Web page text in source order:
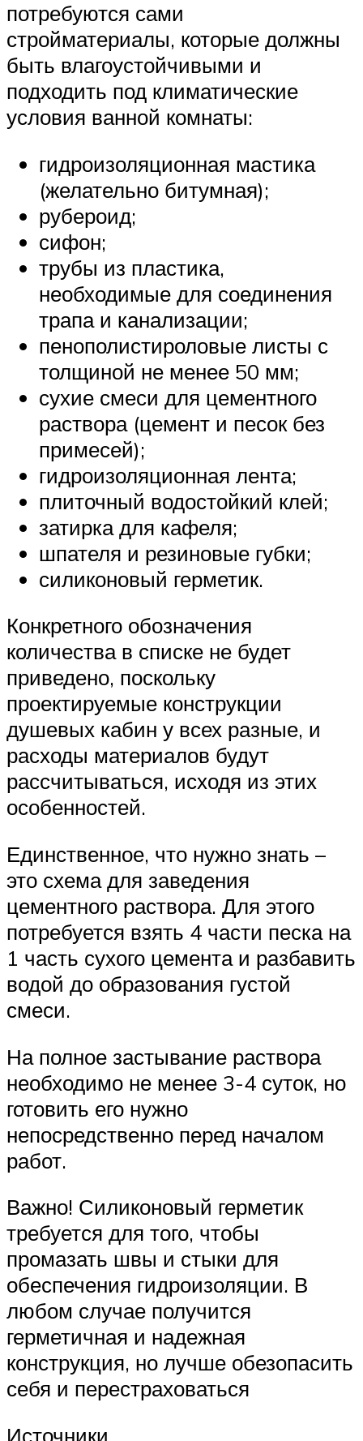
потребуются сами
стройматериалы, которые должны
быть влагоустойчивыми и
подходить под климатические
условия ванной комнаты:
гидроизоляционная мастика
(желательно битумная);
рубероид;
сифон;
трубы из пластика,
необходимые для соединения
трапа и канализации;
пенополистироловые листы с
толщиной не менее 50 мм;
сухие смеси для цементного
раствора (цемент и песок без
примесей);
гидроизоляционная лента;
плиточный водостойкий клей;
затирка для кафеля;
шпателя и резиновые губки;
силиконовый герметик.
Конкретного обозначения
количества в списке не будет
приведено, поскольку
проектируемые конструкции
душевых кабин у всех разные, и
расходы материалов будут
рассчитываться, исходя из этих
особенностей.
Единственное, что нужно знать –
это схема для заведения
цементного раствора. Для этого
потребуется взять 4 части песка на
1 часть сухого цемента и разбавить
водой до образования густой
смеси.
На полное застывание раствора
необходимо не менее 3-4 суток, но
готовить его нужно
непосредственно перед началом
работ.
Важно! Силиконовый герметик
требуется для того, чтобы
промазать швы и стыки для
обеспечения гидроизоляции. В
любом случае получится
герметичная и надежная
конструкция, но лучше обезопасить
себя и перестраховаться
Источники